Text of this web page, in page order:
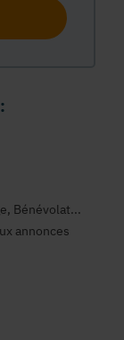
Bénévolat...
annonces